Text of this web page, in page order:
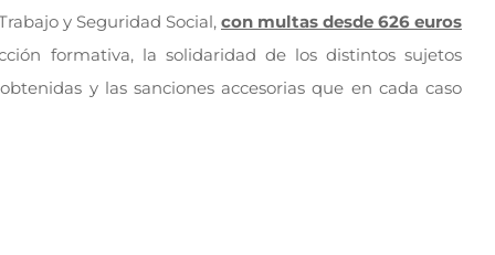
y Seguridad Social, con multas desde 626 euros
formativa, la solidaridad de los distintos sujetos
y las sanciones accesorias que en cada caso